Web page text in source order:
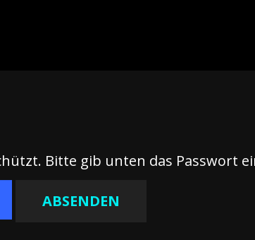
Bitte gib unten das Passwort